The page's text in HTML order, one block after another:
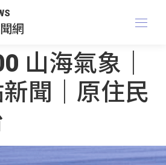
網
山海氣象｜
聞｜原住民